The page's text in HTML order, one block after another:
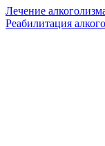
Лечение
Реабилитация